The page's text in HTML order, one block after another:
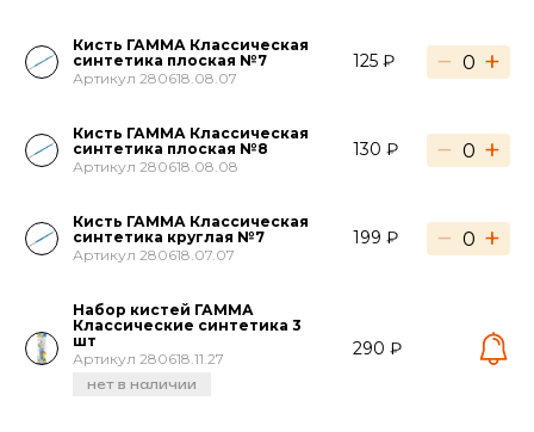
Кисть ГАММА Классическая
синтетика плоская №7
Артикул 280618.08.07
125 ₽ − +
Кисть ГАММА Классическая
синтетика плоская №8
Артикул 280618.08.08
130 ₽ − +
Кисть ГАММА Классическая
синтетика круглая №7
Артикул 280618.07.07
199 ₽ − +
Набор кистей ГАММА
Классические синтетика 3
шт
Артикул 280618.11.27
нет в наличии
290 ₽